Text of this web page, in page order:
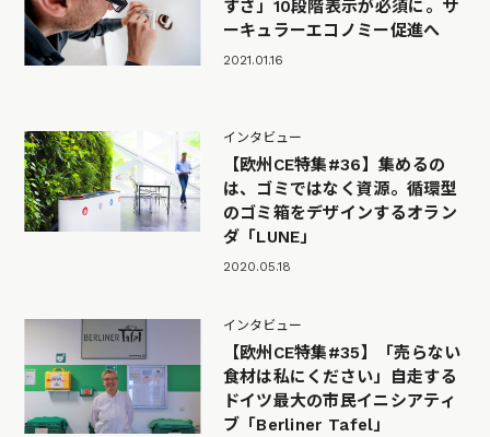
すさ」10段階表示が必須に。サ
ーキュラーエコノミー促進へ
2021.01.16
インタビュー
【欧州CE特集#36】集めるの
は、ゴミではなく資源。循環型
のゴミ箱をデザインするオラン
ダ「LUNE」
2020.05.18
インタビュー
【欧州CE特集#35】「売らない
食材は私にください」自走する
ドイツ最大の市民イニシアティ
ブ「Berliner Tafel」